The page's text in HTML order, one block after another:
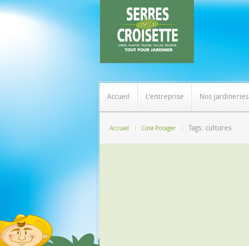
Accueil L'entreprise Nos jardineries
Accueil Coté Potager Tags: cultures